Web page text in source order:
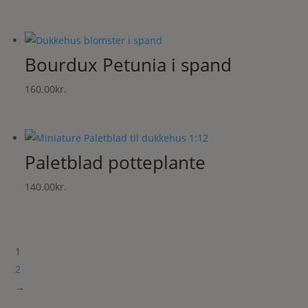
Bourdux Petunia i spand
160.00kr.
Paletblad potteplante
140.00kr.
1
2
→